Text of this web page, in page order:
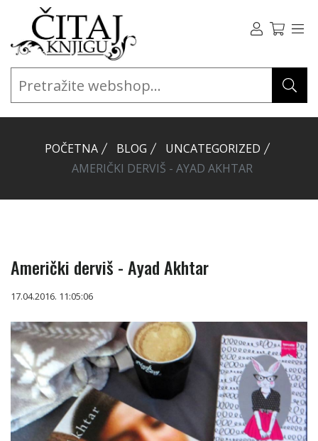
POČETNA BLOG
UNCATEGORIZED
AMERIČKI DERVIŠ - AYAD AKHTAR
Američki derviš - Ayad Akhtar
17.04.2016. 11:05:06